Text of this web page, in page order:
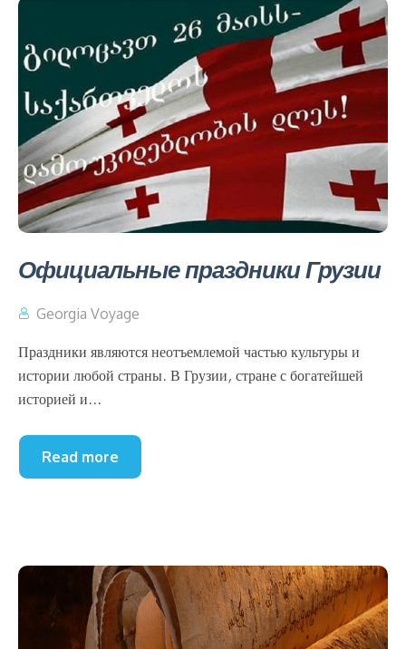
Официальные праздники Грузии
Georgia Voyage
Праздники являются неотъемлемой частью культуры и
истории любой страны. В Грузии, стране с богатейшей
историей и...
Read more